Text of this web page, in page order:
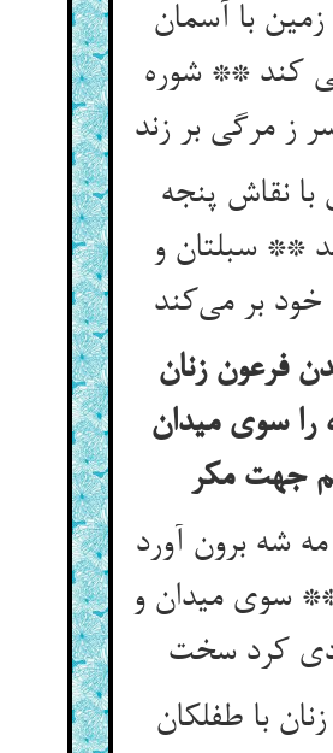
با آسمان
کند ** شوره
ز مرگی بر زند
نقاش پنجه
** سبلتان و
بر می‌کند
فرعون زنان
را سوی میدان
جهت مکر
مه شه برون آورد
سوی میدان و
کرد سخت
با طفلکان